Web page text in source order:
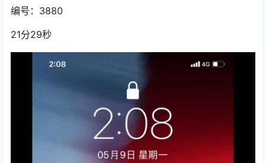
编号：3880
21分29秒